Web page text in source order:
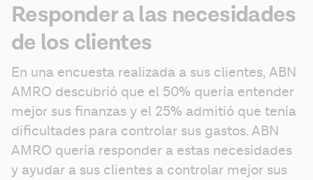
Responder a las necesidades
de los clientes
En una encuesta realizada a sus clientes, ABN
AMRO descubrió que el 50% quería entender
mejor sus finanzas y el 25% admitió que tenía
dificultades para controlar sus gastos. ABN
AMRO quería responder a estas necesidades
y ayudar a sus clientes a controlar mejor sus